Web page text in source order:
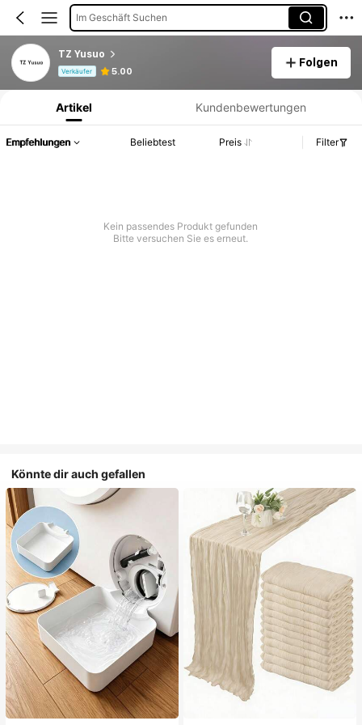
Im Geschäft Suchen
TZ Yusuo
Verkäufer 5.00
Folgen
Produktinformation: Preisangabe, Verkaufs- und Lagerbestandsdetails.
Artikel Kundenbewertungen
Empfehlungen Beliebtest Preis Filter
Kein passendes Produkt gefunden
Bitte versuchen Sie es erneut.
Könnte dir auch gefallen